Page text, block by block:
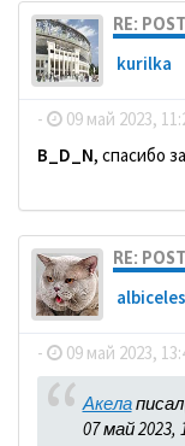
RE:
kurilka
- 09 май 2023,
B_D_N, спасибо
RE:
- 09 май 2023,
Акела
07 май 2023,